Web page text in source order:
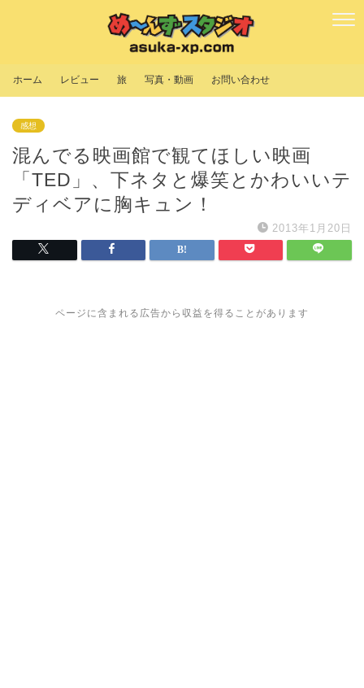
ホーム レビュー 旅 写真・動画 お問い合わせ
感想
混んでる映画館で観てほしい映画
「TED」、下ネタと爆笑とかわいいテ
ディベアに胸キュン！
2013年1月20日
ページに含まれる広告から収益を得ることがあります